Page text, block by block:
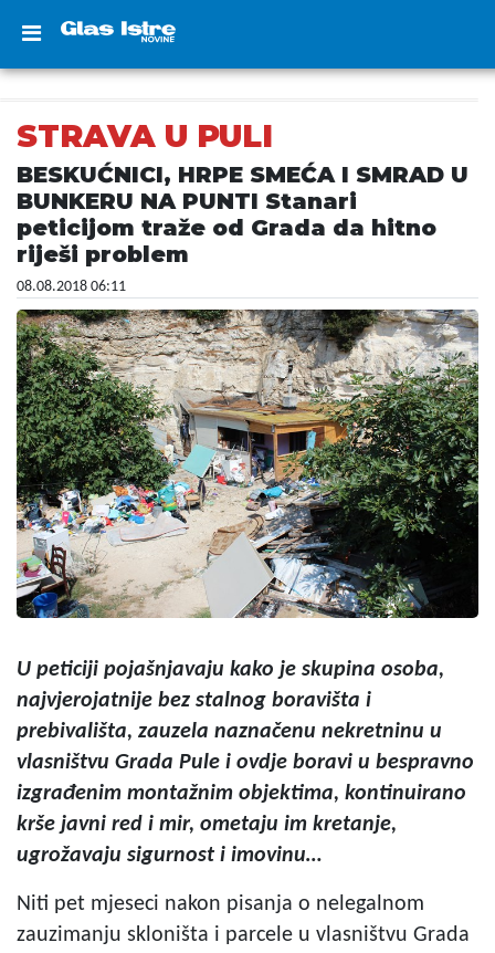
STRAVA U PULI
BESKUĆNICI, HRPE SMEĆA I SMRAD U
BUNKERU NA PUNTI Stanari
peticijom traže od Grada da hitno
riješi problem
08.08.2018 06:11
U peticiji pojašnjavaju kako je skupina osoba,
najvjerojatnije bez stalnog boravišta i
prebivališta, zauzela naznačenu nekretninu u
vlasništvu Grada Pule i ovdje boravi u bespravno
izgrađenim montažnim objektima, kontinuirano
krše javni red i mir, ometaju im kretanje,
ugrožavaju sigurnost i imovinu…
Niti pet mjeseci nakon pisanja o nelegalnom
zauzimanju skloništa i parcele u vlasništvu Grada